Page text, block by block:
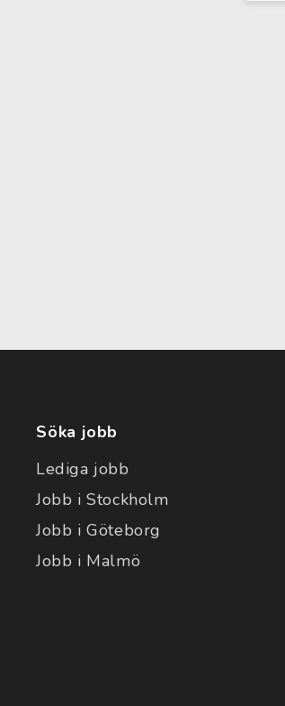
Söka jobb
Lediga jobb
Jobb i Stockholm
Jobb i Göteborg
Jobb i Malmö